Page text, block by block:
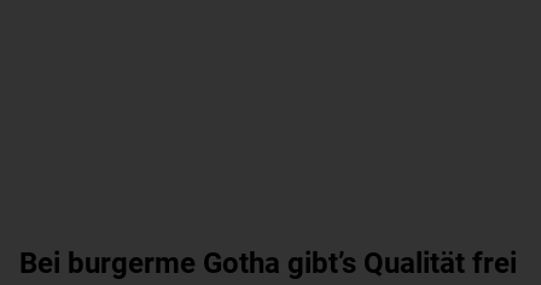
Bei burgerme Gotha gibt’s Qualität frei